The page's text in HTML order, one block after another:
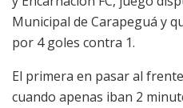
Municipal de Carapeguá y
por 4 goles contra 1.
El primera en pasar al
cuando apenas iban 2